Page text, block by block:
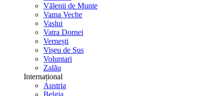
Vălenii de Munte
Vama Veche
Vaslui
Vatra Dornei
Vernești
Vișeu de Sus
Voluntari
Zalău
Internațional
Austria
Belgia